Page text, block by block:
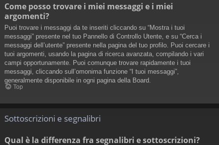
Come posso trovare i miei messaggi e i miei
argomenti?
Puoi trovare i messaggi da te inseriti cliccando su “Mostra i tuoi
messaggi” presente nel tuo Pannello di Controllo Utente, e su “Cerca i
messaggi dell’utente” presente nella pagina del tuo profilo. Puoi cercare i
tuoi argomenti, usando la pagina di ricerca avanzata, compilando i vari
campi opportunamente. Puoi comunque trovare rapidamente i tuoi
messaggi, cliccando sull’omonima funzione “I tuoi messaggi”,
generalmente disponibile in ogni pagina della Board.
Top
Sottoscrizioni e segnalibri
Qual è la differenza fra segnalibri e sottoscrizioni?